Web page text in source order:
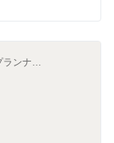
ンナー